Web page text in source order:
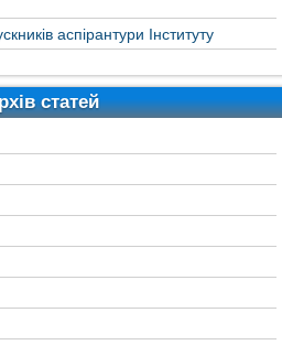
аспірантури Інституту
статей